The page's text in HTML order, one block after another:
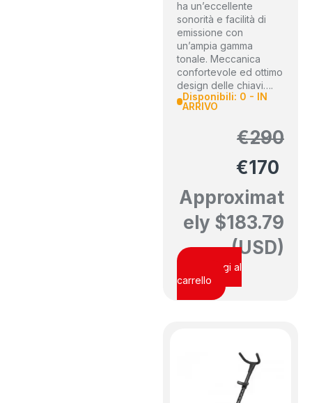
ha un’eccellente
sonorità e facilità di
emissione con
un’ampia gamma
tonale. Meccanica
confortevole ed ottimo
design delle chiavi….
Disponibili: 0 - IN
ARRIVO
€290
€170
Approximat
ely $183.79
(USD)
Aggiungi al
carrello